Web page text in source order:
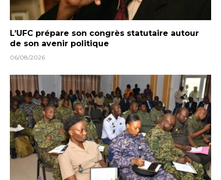
L’UFC prépare son congrès statutaire autour
de son avenir politique
06/08/2026